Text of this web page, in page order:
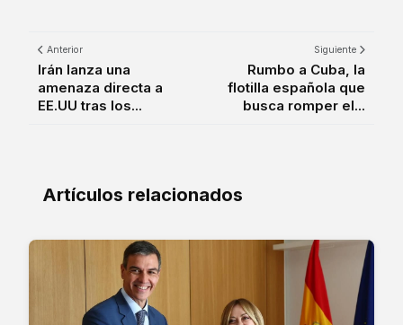
Anterior
Irán lanza una
amenaza directa a
EE.UU tras los...
Siguiente
Rumbo a Cuba, la
flotilla española que
busca romper el...
Artículos relacionados